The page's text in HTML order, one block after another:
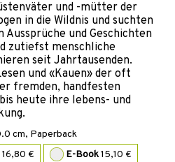
und -mütter der
in die Wildnis und suchten
und Geschichten
zutiefst menschliche
seit Jahrtausenden.
und «Kauen» der oft
fremden, handfesten
heute ihre lebens- und
cm, Paperback
16,80 € E-Book15,10 €